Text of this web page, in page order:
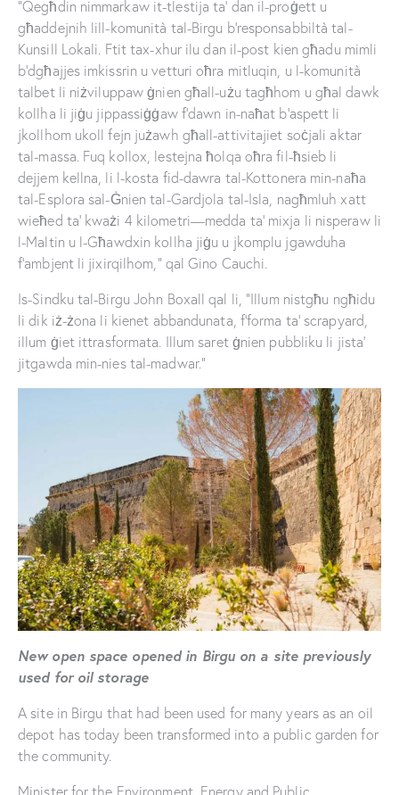
“Qegħdin nimmarkaw it-tlestija ta’ dan il-proġett u
għaddejnih lill-komunità tal-Birgu b’responsabbiltà tal-
Kunsill Lokali. Ftit tax-xhur ilu dan il-post kien għadu mimli
b’dgħajjes imkissrin u vetturi oħra mitluqin, u l-komunità
talbet li niżviluppaw ġnien għall-użu tagħhom u għal dawk
kollha li jiġu jippassiġġaw f’dawn in-naħat b’aspett li
jkollhom ukoll fejn jużawh għall-attivitajiet soċjali aktar
tal-massa. Fuq kollox, lestejna ħolqa oħra fil-ħsieb li
dejjem kellna, li l-kosta fid-dawra tal-Kottonera min-naħa
tal-Esplora sal-Ġnien tal-Gardjola tal-Isla, nagħmluh xatt
wieħed ta’ kważi 4 kilometri—medda ta’ mixja li nisperaw li
l-Maltin u l-Għawdxin kollha jiġu u jkomplu jgawduha
f’ambjent li jixirqilhom,” qal Gino Cauchi.
Is-Sindku tal-Birgu John Boxall qal li, “Illum nistgħu ngħidu
li dik iż-żona li kienet abbandunata, f’forma ta’ scrapyard,
illum ġiet ittrasformata. Illum saret ġnien pubbliku li jista’
jitgawda min-nies tal-madwar.”
New open space opened in Birgu on a site previously
used for oil storage
A site in Birgu that had been used for many years as an oil
depot has today been transformed into a public garden for
the community.
Minister for the Environment, Energy and Public